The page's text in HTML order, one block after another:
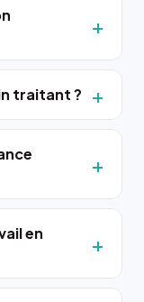
traitant ?
en